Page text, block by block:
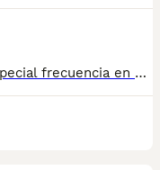
Realizamos entregas en toda España, con especial frecuencia en **Andalucía**: Sevilla, Málaga, Cádiz, Córdoba, Granada, Jaén, Huelva y Almería. También entregamos habitualmente en Marbella, Jerez de la Frontera, Estepona, Fuengirola, Benalmádena, Mijas, Dos Hermanas y cualquier punto de España. **Entrega 100% a contrarreembolso.** No tendrás que adelantar el importe del cachorro. Lo recibirás en la puerta de tu casa mediante transporte especializado y podrás comprobar que todo está correcto antes de realizar el pago. Nuestros cachorros se entregan: ✅ Vacunados y desparasitados según su edad. ✅ Con microchip, cartilla veterinaria y documentación al día. ✅ Revisados veterinariamente antes de salir de nuestras instalaciones. ✅ Procedentes de excelentes líneas, seleccionadas por salud, carácter y morfología. ✅ Perfectamente socializados y acostumbrados al contacto diario con personas. ✅ Iniciados en el aprendizaje para hacer sus necesidades sobre empapador, facilitando su adaptación al nuevo hogar. ✅ Con asesoramiento personalizado antes y después de la entrega. Nuestro objetivo no es vender un cachorro más. Queremos que cada familia reciba un compañero sano, equilibrado y criado con el máximo cuidado desde el primer día. 📩 Si deseas fotografías, vídeos o más información, escríbenos por privado. Estaremos encantados de ayudarte a encontrar el compañero perfecto670864332